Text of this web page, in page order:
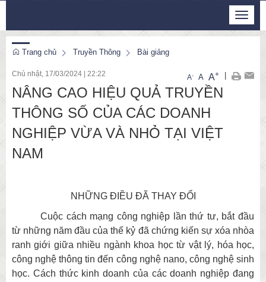
Toggle
Trang chủ Truyền Thông Bài giảng
Chủ nhật, 17/03/2024 22:22 A- A A+
NÂNG CAO HIỆU QUẢ TRUYỀN
THÔNG SỐ CỦA CÁC DOANH
NGHIỆP VỪA VÀ NHỎ TẠI VIỆT
NAM
NHỮNG ĐIỀU ĐÃ THAY ĐỔI
Cuộc cách mạng công nghiệp lần thứ tư, bắt đầu
từ những năm đầu của thế kỷ đã chứng kiến sự xóa nhòa
ranh giới giữa nhiều ngành khoa học từ vật lý, hóa học,
công nghệ thông tin đến công nghệ nano, công nghệ sinh
học. Cách thức kinh doanh của các doanh nghiệp đang